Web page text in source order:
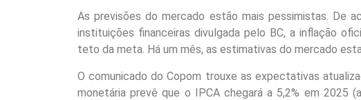
As previsões do mercado estão mais pessimistas. De
instituições financeiras divulgada pelo BC, a inflação
teto da meta. Há um mês, as estimativas do mercado
O comunicado do Copom trouxe as expectativas
monetária prevê que o IPCA chegará a 5,2% em 2025